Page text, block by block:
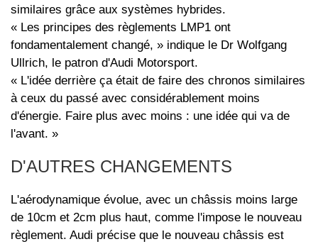
similaires grâce aux systèmes hybrides.
« Les principes des règlements LMP1 ont
fondamentalement changé, » indique le Dr Wolfgang
Ullrich, le patron d'Audi Motorsport.
« L'idée derrière ça était de faire des chronos similaires
à ceux du passé avec considérablement moins
d'énergie. Faire plus avec moins : une idée qui va de
l'avant. »
D'AUTRES CHANGEMENTS
L'aérodynamique évolue, avec un châssis moins large
de 10cm et 2cm plus haut, comme l'impose le nouveau
règlement. Audi précise que le nouveau châssis est